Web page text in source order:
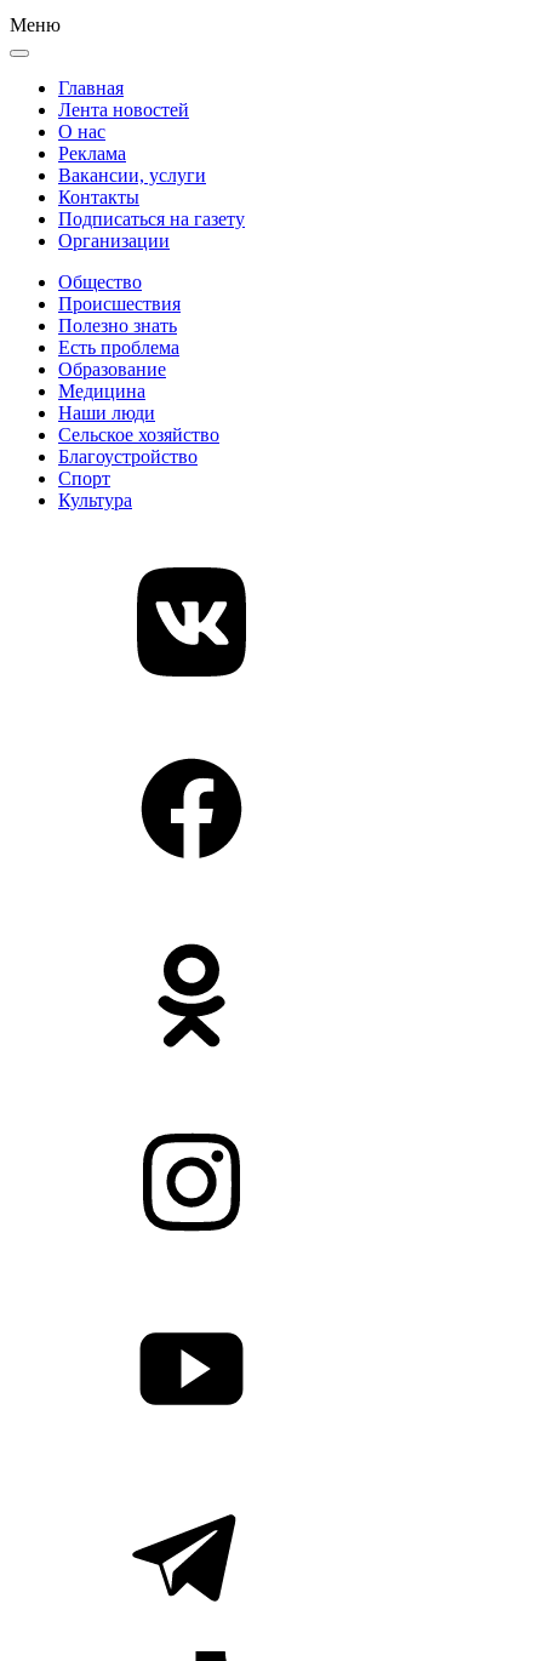
Меню
Главная
Лента новостей
О нас
Реклама
Вакансии, услуги
Контакты
Подписаться на газету
Организации
Общество
Происшествия
Полезно знать
Есть проблема
Образование
Медицина
Наши люди
Сельское хозяйство
Благоустройство
Спорт
Культура